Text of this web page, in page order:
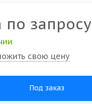
по запросу
свою цену
Под заказ